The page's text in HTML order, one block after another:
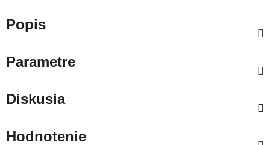
Popis
Parametre
Diskusia
Hodnotenie